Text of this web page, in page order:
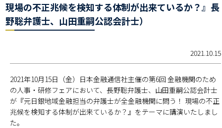
現場の不正兆候を検知する体制が出来ているか？』長
野聡弁護士、山田重嗣公認会計士）
2021.10.15
2021年10月15日（金）日本金融通信社主催の第6回 金融機関のため
の人事・研修フェアにおいて、長野聡弁護士、山田重嗣公認会計士
が『元日銀地域金融担当の弁護士が全金融機関に問う！ 現場の不正
兆候を検知する体制が出来ているか？』をテーマに講演いたしまし
た。